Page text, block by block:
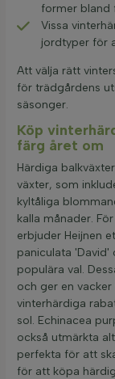
former bland
Vissa
jordtyper för
Att välja rätt
för trädgårdens
säsonger.
Köp
färg året om
Härdiga
växter, som
kyltåliga
kalla månader.
erbjuder Heijnen
paniculata 'David'
populära val.
och ger en
vinterhärdiga
sol. Echinacea
också utmärkta
perfekta för att
för att köpa